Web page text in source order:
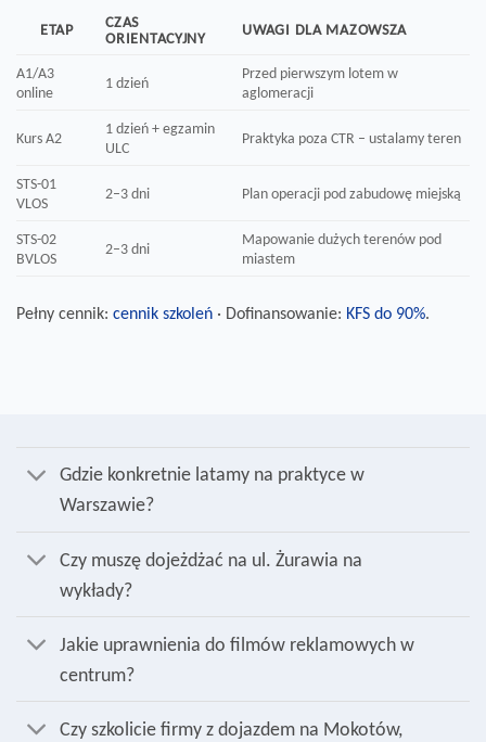
ETAP
CZAS
ORIENTACYJNY
UWAGI DLA MAZOWSZA
A1/A3
online
1 dzień
Przed pierwszym lotem w
aglomeracji
Kurs A2
1 dzień + egzamin
ULC
Praktyka poza CTR – ustalamy teren
STS-01
VLOS
2–3 dni Plan operacji pod zabudowę miejską
STS-02
BVLOS
2–3 dni
Mapowanie dużych terenów pod
miastem
Pełny cennik: cennik szkoleń · Dofinansowanie: KFS do 90%.
Gdzie konkretnie latamy na praktyce w
Warszawie?
Czy muszę dojeżdżać na ul. Żurawia na
wykłady?
Jakie uprawnienia do filmów reklamowych w
centrum?
Czy szkolicie firmy z dojazdem na Mokotów,